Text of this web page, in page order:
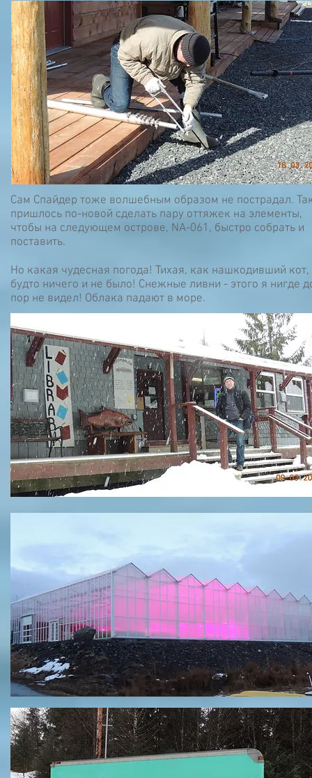
Сам Спайдер тоже волшебным образом не пострадал.
пришлось по-новой сделать пару оттяжек на элементы,
чтобы на следующем острове, NA-061, быстро собрать и
поставить.
Но какая чудесная погода! Тихая, как нашкодивший кот,
будто ничего и не было! Снежные ливни - этого я нигде
пор не видел! Облака падают в море.